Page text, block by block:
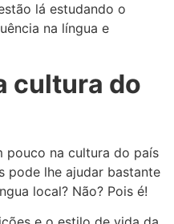
lá estudando o
na língua e
cultura do
pouco na cultura do país
pode lhe ajudar bastante
local? Não? Pois é!